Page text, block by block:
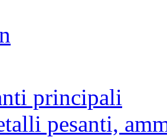
principali
pesanti,